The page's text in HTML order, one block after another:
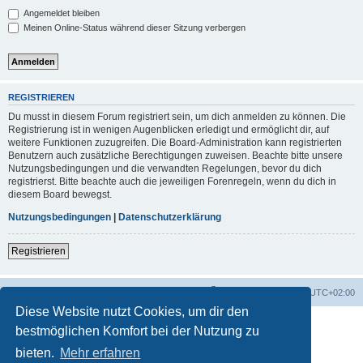
Diese Website nutzt Cookies, um dir den
bestmöglichen Komfort bei der Nutzung zu
bieten. Mehr erfahren
Angemeldet bleiben
Meinen Online-Status während dieser Sitzung verbergen
REGISTRIEREN
Du musst in diesem Forum registriert sein, um dich anmelden zu können. Die
Registrierung ist in wenigen Augenblicken erledigt und ermöglicht dir, auf
weitere Funktionen zuzugreifen. Die Board-Administration kann registrierten
Benutzern auch zusätzliche Berechtigungen zuweisen. Beachte bitte unsere
Nutzungsbedingungen und die verwandten Regelungen, bevor du dich
registrierst. Bitte beachte auch die jeweiligen Forenregeln, wenn du dich in
diesem Board bewegst.
Nutzungsbedingungen | Datenschutzerklärung
Registrieren
UTC+02:00